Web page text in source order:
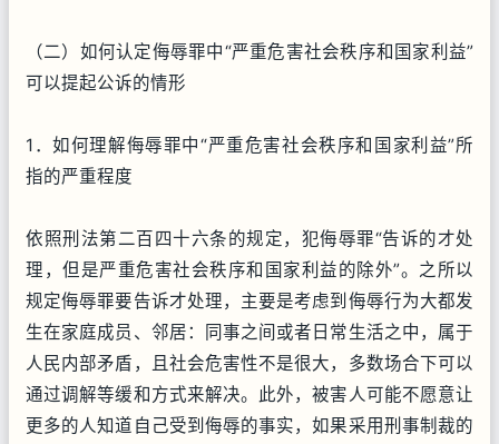
（二）如何认定侮辱罪中“严重危害社会秩序和国家利益”
可以提起公诉的情形
1．如何理解侮辱罪中“严重危害社会秩序和国家利益”所
指的严重程度
依照刑法第二百四十六条的规定，犯侮辱罪“告诉的才处
理，但是严重危害社会秩序和国家利益的除外”。之所以
规定侮辱罪要告诉才处理，主要是考虑到侮辱行为大都发
生在家庭成员、邻居：同事之间或者日常生活之中，属于
人民内部矛盾，且社会危害性不是很大，多数场合下可以
通过调解等缓和方式来解决。此外，被害人可能不愿意让
更多的人知道自己受到侮辱的事实，如果采用刑事制裁的